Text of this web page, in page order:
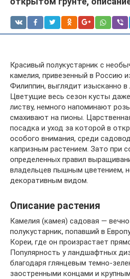
Красивый полукустарник с
камелия, привезенный в Россию
Филиппин, выглядит изысканно
Цветущие весь сезон кусты
листву, немного напоминают
смахивают на пионы.
посадка и уход за которой в
особого внимания, среди
капризным растением. Зато при
определенных правил
владельцев пышным цветением,
декоративным видом.
Описание растения
Камелия (камея) садовая —
полукустарник, попавший в
Кореи, где он произрастает
Популярность у ландшафтных
благодаря глянцевым темно-
заостренными концами и